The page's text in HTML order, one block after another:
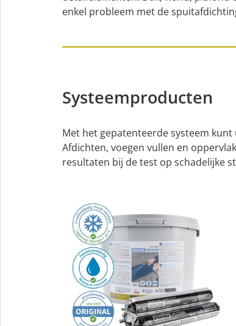
enkel probleem met de spuitafdichting
Systeemproducten
Met het gepatenteerde systeem
Afdichten, voegen vullen en
resultaten bij de test op schadelijke